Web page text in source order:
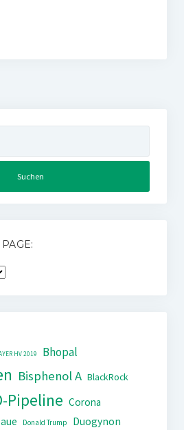
HV 2019 Bhopal
Bisphenol A BlackRock
Pipeline Corona
Donald Trump
Duogynon